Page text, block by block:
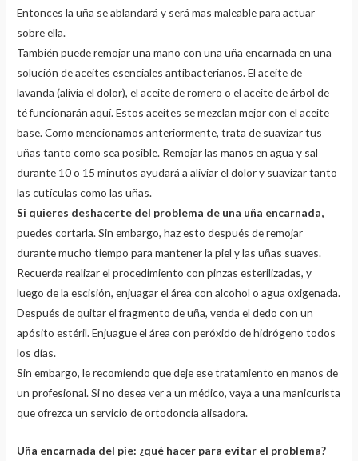
Entonces la uña se ablandará y será mas maleable para actuar
sobre ella.
También puede remojar una mano con una uña encarnada en una
solución de aceites esenciales antibacterianos. El aceite de
lavanda (alivia el dolor), el aceite de romero o el aceite de árbol de
té funcionarán aquí. Estos aceites se mezclan mejor con el aceite
base. Como mencionamos anteriormente, trata de suavizar tus
uñas tanto como sea posible. Remojar las manos en agua y sal
durante 10 o 15 minutos ayudará a aliviar el dolor y suavizar tanto
las cutículas como las uñas.
Si quieres deshacerte del problema de una uña encarnada,
puedes cortarla. Sin embargo, haz esto después de remojar
durante mucho tiempo para mantener la piel y las uñas suaves.
Recuerda realizar el procedimiento con pinzas esterilizadas, y
luego de la escisión, enjuagar el área con alcohol o agua oxigenada.
Después de quitar el fragmento de uña, venda el dedo con un
apósito estéril. Enjuague el área con peróxido de hidrógeno todos
los días.
Sin embargo, le recomiendo que deje ese tratamiento en manos de
un profesional. Si no desea ver a un médico, vaya a una manicurista
que ofrezca un servicio de ortodoncia alisadora.
Uña encarnada del pie: ¿qué hacer para evitar el problema?